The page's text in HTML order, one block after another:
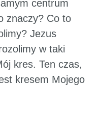
centrum
znaczy? Co to
Jezus
w taki
kres. Ten czas,
kresem Mojego